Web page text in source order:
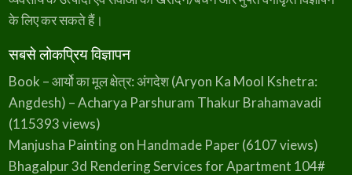
के लिए कर सकते हैं।
सबसे लोकप्रिय विज्ञापन
Book – आर्यो का मूल क्षेत्र: अंगदेश (Aryon Ka Mool Kshetra:
Angdesh) – Acharya Parshuram Thakur Brahamavadi
(115393 views)
Manjusha Painting on Handmade Paper(6107 views)
Bhagalpur 3d Rendering Services for Apartment 104#